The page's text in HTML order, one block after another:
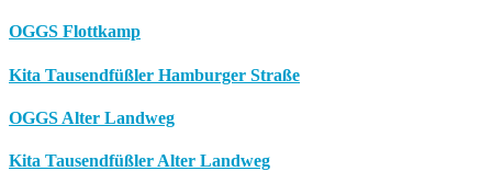
OGGS Flottkamp
Kita Tausendfüßler Hamburger Straße
OGGS Alter Landweg
Kita Tausendfüßler Alter Landweg